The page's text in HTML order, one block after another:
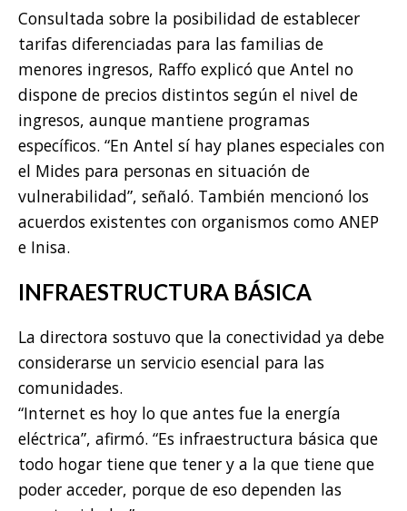
Consultada sobre la posibilidad de establecer
tarifas diferenciadas para las familias de
menores ingresos, Raffo explicó que Antel no
dispone de precios distintos según el nivel de
ingresos, aunque mantiene programas
específicos. “En Antel sí hay planes especiales con
el Mides para personas en situación de
vulnerabilidad”, señaló. También mencionó los
acuerdos existentes con organismos como ANEP
e Inisa.
INFRAESTRUCTURA BÁSICA
La directora sostuvo que la conectividad ya debe
considerarse un servicio esencial para las
comunidades.
“Internet es hoy lo que antes fue la energía
eléctrica”, afirmó. “Es infraestructura básica que
todo hogar tiene que tener y a la que tiene que
poder acceder, porque de eso dependen las